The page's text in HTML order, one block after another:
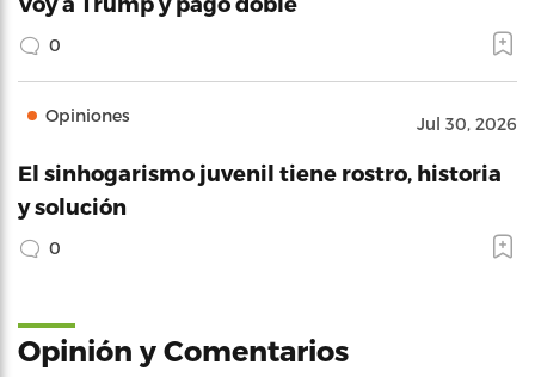
0
Opiniones Jul 30, 2026
El sinhogarismo juvenil tiene rostro, historia
y solución
0
Opinión y Comentarios